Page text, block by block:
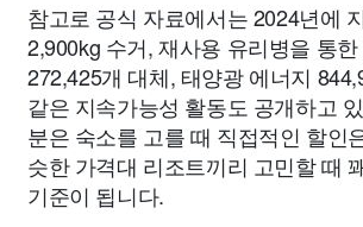
참고로 공식 자료에서는 2024년에
2,900kg 수거, 재사용 유리병을 통
272,425개 대체, 태양광 에너지
같은 지속가능성 활동도 공개하고
분은 숙소를 고를 때 직접적인 할인
슷한 가격대 리조트끼리 고민할 때
기준이 됩니다.